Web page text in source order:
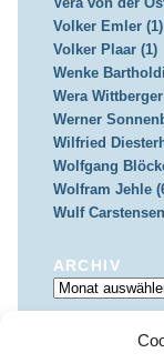
Volker Emler (1)
Volker Plaar (1)
Wenke
Wera
Werner
Wilfried
Wolfgang
Wolfram Jehle
Wulf
ARCHIV
Archiv